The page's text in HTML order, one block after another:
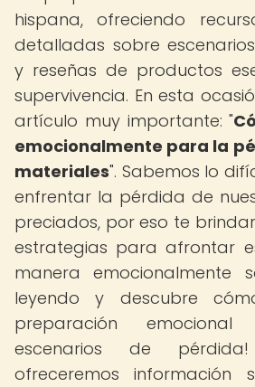
hispana, ofreciendo
detalladas sobre
y reseñas de productos
supervivencia. En esta
artículo muy importante: "
emocionalmente para la
materiales". Sabemos lo
enfrentar la pérdida de
preciados, por eso te
estrategias para afrontar
manera emocionalmente
leyendo y descubre
preparación
escenarios de
ofreceremos información